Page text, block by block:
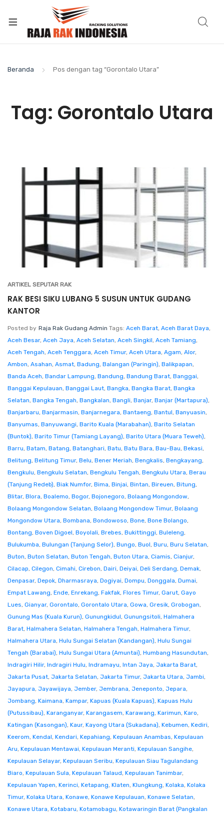
Beranda Pos dengan tag “Gorontalo Utara”
Tag: Gorontalo Utara
ARTIKEL SEPUTAR RAK
RAK BESI SIKU LUBANG 5 SUSUN UNTUK GUDANG
KANTOR
Posted by Raja Rak Gudang Admin Tags: Aceh Barat, Aceh Barat Daya,
Aceh Besar, Aceh Jaya, Aceh Selatan, Aceh Singkil, Aceh Tamiang,
Aceh Tengah, Aceh Tenggara, Aceh Timur, Aceh Utara, Agam, Alor,
Ambon, Asahan, Asmat, Badung, Balangan (Paringin), Balikpapan,
Banda Aceh, Bandar Lampung, Bandung, Bandung Barat, Banggai,
Banggai Kepulauan, Banggai Laut, Bangka, Bangka Barat, Bangka
Selatan, Bangka Tengah, Bangkalan, Bangli, Banjar, Banjar (Martapura),
Banjarbaru, Banjarmasin, Banjarnegara, Bantaeng, Bantul, Banyuasin,
Banyumas, Banyuwangi, Barito Kuala (Marabahan), Barito Selatan
(Buntok), Barito Timur (Tamiang Layang), Barito Utara (Muara Teweh),
Barru, Batam, Batang, Batanghari, Batu, Batu Bara, Bau-Bau, Bekasi,
Belitung, Belitung Timur, Belu, Bener Meriah, Bengkalis, Bengkayang,
Bengkulu, Bengkulu Selatan, Bengkulu Tengah, Bengkulu Utara, Berau
(Tanjung Redeb), Biak Numfor, Bima, Binjai, Bintan, Bireuen, Bitung,
Blitar, Blora, Boalemo, Bogor, Bojonegoro, Bolaang Mongondow,
Bolaang Mongondow Selatan, Bolaang Mongondow Timur, Bolaang
Mongondow Utara, Bombana, Bondowoso, Bone, Bone Bolango,
Bontang, Boven Digoel, Boyolali, Brebes, Bukittinggi, Buleleng,
Bulukumba, Bulungan (Tanjung Selor), Bungo, Buol, Buru, Buru Selatan,
Buton, Buton Selatan, Buton Tengah, Buton Utara, Ciamis, Cianjur,
Cilacap, Cilegon, Cimahi, Cirebon, Dairi, Deiyai, Deli Serdang, Demak,
Denpasar, Depok, Dharmasraya, Dogiyai, Dompu, Donggala, Dumai,
Empat Lawang, Ende, Enrekang, Fakfak, Flores Timur, Garut, Gayo
Lues, Gianyar, Gorontalo, Gorontalo Utara, Gowa, Gresik, Grobogan,
Gunung Mas (Kuala Kurun), Gunungkidul, Gunungsitoli, Halmahera
Barat, Halmahera Selatan, Halmahera Tengah, Halmahera Timur,
Halmahera Utara, Hulu Sungai Selatan (Kandangan), Hulu Sungai
Tengah (Barabai), Hulu Sungai Utara (Amuntai), Humbang Hasundutan,
Indragiri Hilir, Indragiri Hulu, Indramayu, Intan Jaya, Jakarta Barat,
Jakarta Pusat, Jakarta Selatan, Jakarta Timur, Jakarta Utara, Jambi,
Jayapura, Jayawijaya, Jember, Jembrana, Jeneponto, Jepara,
Jombang, Kaimana, Kampar, Kapuas (Kuala Kapuas), Kapuas Hulu
(Putussibau), Karanganyar, Karangasem, Karawang, Karimun, Karo,
Katingan (Kasongan), Kaur, Kayong Utara (Sukadana), Kebumen, Kediri,
Keerom, Kendal, Kendari, Kepahiang, Kepulauan Anambas, Kepulauan
Aru, Kepulauan Mentawai, Kepulauan Meranti, Kepulauan Sangihe,
Kepulauan Selayar, Kepulauan Seribu, Kepulauan Siau Tagulandang
Biaro, Kepulauan Sula, Kepulauan Talaud, Kepulauan Tanimbar,
Kepulauan Yapen, Kerinci, Ketapang, Klaten, Klungkung, Kolaka, Kolaka
Timur, Kolaka Utara, Konawe, Konawe Kepulauan, Konawe Selatan,
Konawe Utara, Kotabaru, Kotamobagu, Kotawaringin Barat (Pangkalan